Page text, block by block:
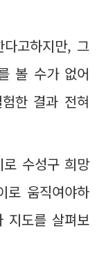
고하지만, 그
볼 수가 없어
한 결과 전혀
수성구 희망
로 움직여야하
지도를 살펴보